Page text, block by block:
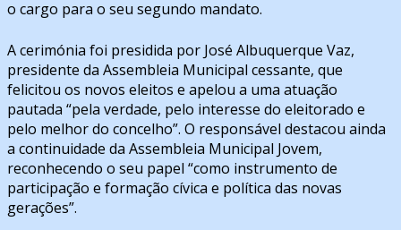
o cargo para o seu segundo mandato.
A cerimónia foi presidida por José Albuquerque Vaz,
presidente da Assembleia Municipal cessante, que
felicitou os novos eleitos e apelou a uma atuação
pautada “pela verdade, pelo interesse do eleitorado e
pelo melhor do concelho”. O responsável destacou ainda
a continuidade da Assembleia Municipal Jovem,
reconhecendo o seu papel “como instrumento de
participação e formação cívica e política das novas
gerações”.